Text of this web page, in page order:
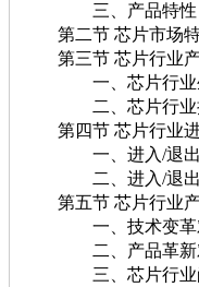
三、产品特性
第二节 芯片市场
第三节 芯片行业产
一、芯片行业生
二、芯片行业把
第四节 芯片行业进
一、进入/退出
二、进入/退出
第五节 芯片行业产
一、技术变革对
二、产品革新对
三、芯片行业尚